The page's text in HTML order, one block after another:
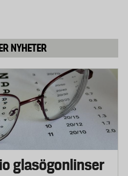
NYHETER
glasögonlinser